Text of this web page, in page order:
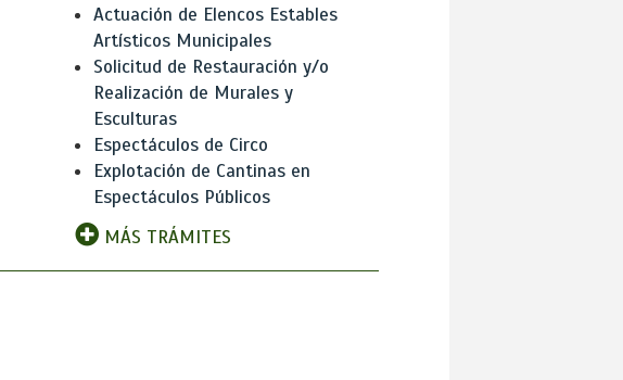
Actuación de Elencos Estables
Artísticos Municipales
Solicitud de Restauración y/o
Realización de Murales y
Esculturas
Espectáculos de Circo
Explotación de Cantinas en
Espectáculos Públicos
MÁS TRÁMITES